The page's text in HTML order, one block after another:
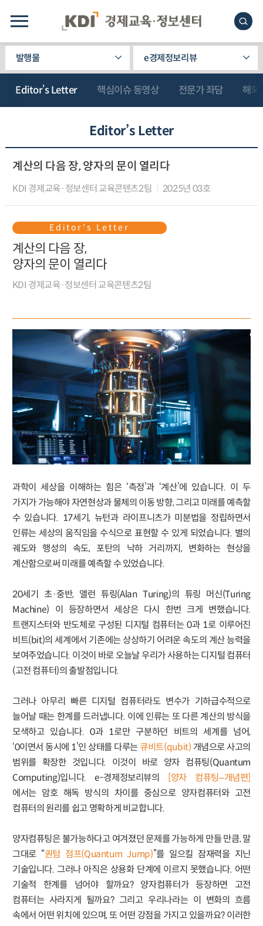
발행물 e경제정보리뷰
Editor’s Letter 핵심이슈 동영상 전문가 좌담 해외
Editor’s Letter
계산의 다음 장, 양자의 문이 열리다
KDI 경제교육·정보센터 교육콘텐츠2팀 2025년 03호
Editor's Letter
계산의 다음 장,
양자의 문이 열리다
KDI 경제교육·정보센터 교육콘텐츠2팀
과학이 세상을 이해하는 힘은 ‘측정’과 ‘계산’에 있습니다. 이 두
가지가 가능해야 자연현상과 물체의 이동 방향, 그리고 미래를 예측할
수 있습니다. 17세기, 뉴턴과 라이프니츠가 미분법을 정립하면서
인류는 세상의 움직임을 수식으로 표현할 수 있게 되었습니다. 별의
궤도와 행성의 속도, 포탄의 낙하 거리까지, 변화하는 현상을
계산함으로써 미래를 예측할 수 있었습니다.
20세기 초·중반, 앨런 튜링(Alan Turing)의 튜링 머신(Turing
Machine) 이 등장하면서 세상은 다시 한번 크게 변했습니다.
트랜지스터와 반도체로 구성된 디지털 컴퓨터는 0과 1로 이루어진
비트(bit)의 세계에서 기존에는 상상하기 어려운 속도의 계산 능력을
보여주었습니다. 이것이 바로 오늘날 우리가 사용하는 디지털 컴퓨터
(고전 컴퓨터)의 출발점입니다.
그러나 아무리 빠른 디지털 컴퓨터라도 변수가 기하급수적으로
늘어날 때는 한계를 드러냅니다. 이에 인류는 또 다른 계산의 방식을
모색하고 있습니다. 0과 1로만 구분하던 비트의 세계를 넘어,
‘0이면서 동시에 1’인 상태를 다루는큐비트(qubit) 개념으로 사고의
범위를 확장한 것입니다. 이것이 바로 양자 컴퓨팅(Quantum
Computing)입니다. e-경제정보리뷰의
[양자 컴퓨팅–개념편]
에서는 암호 해독 방식의 차이를 중심으로 양자컴퓨터와 고전
컴퓨터의 원리를 쉽고 명확하게 비교합니다.
양자컴퓨팅은 불가능하다고 여겨졌던 문제를 가능하게 만들 만큼, 말
그대로 “퀀텀 점프(Quantum Jump)”를 일으킬 잠재력을 지닌
기술입니다. 그러나 아직은 상용화 단계에 이르지 못했습니다. 어떤
기술적 한계를 넘어야 할까요? 양자컴퓨터가 등장하면 고전
컴퓨터는 사라지게 될까요? 그리고 우리나라는 이 변화의 흐름
속에서 어떤 위치에 있으며, 또 어떤 강점을 가지고 있을까요? 이러한